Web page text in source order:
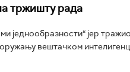
тржишту рада
једнообразности“ јер
вештачком